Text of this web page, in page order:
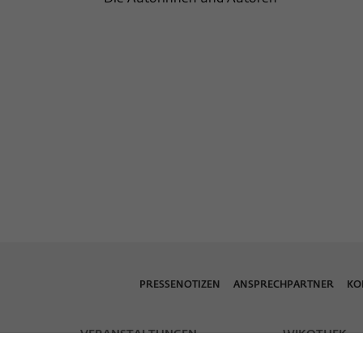
PRESSENOTIZEN ANSPRECHPARTNER
VERANSTALTUNGEN
WIKOTHEK